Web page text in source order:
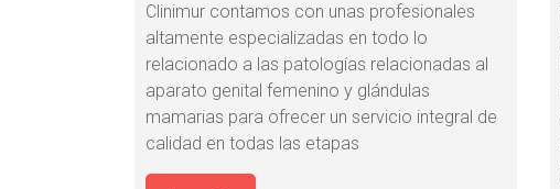
Clinimur contamos con unas profesionales
altamente especializadas en todo lo
relacionado a las patologías relacionadas al
aparato genital femenino y glándulas
mamarias para ofrecer un servicio integral de
calidad en todas las etapas